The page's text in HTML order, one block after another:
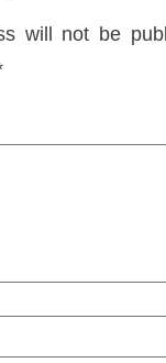
will not be